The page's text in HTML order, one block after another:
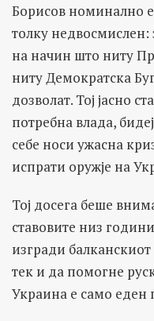
Борисов номинално
толку недвосмислен:
на начин што ниту
ниту Демократска
дозволат. Тој јасно
потребна влада,
себе носи ужасна
испрати оружје на
Тој досега беше
ставовите низ
изгради
тек и да помогне
Украина е само еден